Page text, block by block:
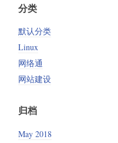
分类
默认分类
Linux
网络通
网站建设
归档
May 2018